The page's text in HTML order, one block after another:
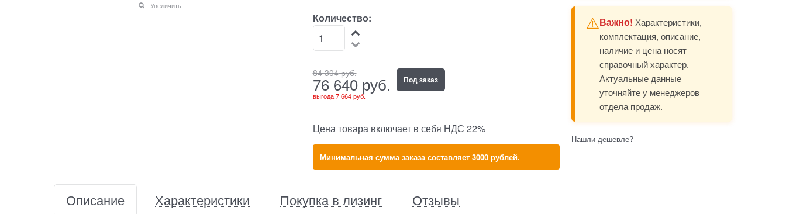
Увеличить
Количество:
84 304 руб.
76 640 руб.
выгода7 664 руб.
Под заказ
Цена товара включает в себя НДС 22%
Минимальная сумма заказа составляет 3000 рублей.
Описание Характеристики Покупка в лизинг Отзывы
⚠️Важно! Характеристики,
комплектация, описание,
наличие и цена носят
справочный характер.
Актуальные данные
уточняйте у менеджеров
отдела продаж.
Нашли дешевле?